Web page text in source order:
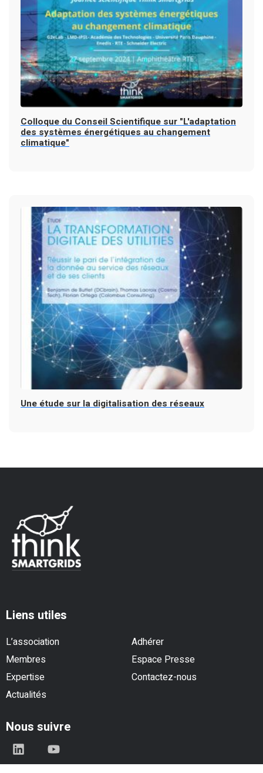
Colloque du Conseil Scientifique sur "L'adaptation
des systèmes énergétiques au changement
climatique"
Une étude sur la digitalisation des réseaux
Liens utiles
L’association
Adhérer
Membres
Espace Presse
Expertise
Contactez-nous
Actualités
Nous suivre